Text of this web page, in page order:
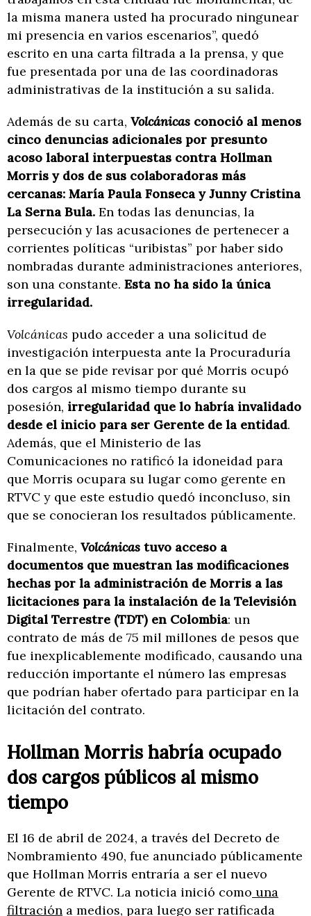
la misma manera usted ha procurado ningunear
mi presencia en varios escenarios”, quedó
escrito en una carta filtrada a la prensa, y que
fue presentada por una de las coordinadoras
administrativas de la institución a su salida.
Además de su carta, Volcánicas conoció al menos
cinco denuncias adicionales por presunto
acoso laboral interpuestas contra Hollman
Morris y dos de sus colaboradoras más
cercanas: María Paula Fonseca y Junny Cristina
La Serna Bula. En todas las denuncias, la
persecución y las acusaciones de pertenecer a
corrientes políticas “uribistas” por haber sido
nombradas durante administraciones anteriores,
son una constante. Esta no ha sido la única
irregularidad.
Volcánicas pudo acceder a una solicitud de
investigación interpuesta ante la Procuraduría
en la que se pide revisar por qué Morris ocupó
dos cargos al mismo tiempo durante su
posesión, irregularidad que lo habría invalidado
desde el inicio para ser Gerente de la entidad.
Además, que el Ministerio de las
Comunicaciones no ratificó la idoneidad para
que Morris ocupara su lugar como gerente en
RTVC y que este estudio quedó inconcluso, sin
que se conocieran los resultados públicamente.
Finalmente, Volcánicas tuvo acceso a
documentos que muestran las modificaciones
hechas por la administración de Morris a las
licitaciones para la instalación de la Televisión
Digital Terrestre (TDT) en Colombia: un
contrato de más de 75 mil millones de pesos que
fue inexplicablemente modificado, causando una
reducción importante el número las empresas
que podrían haber ofertado para participar en la
licitación del contrato.
Hollman Morris habría ocupado
dos cargos públicos al mismo
tiempo
El 16 de abril de 2024, a través del Decreto de
Nombramiento 490, fue anunciado públicamente
que Hollman Morris entraría a ser el nuevo
Gerente de RTVC. La noticia inició como una
filtración a medios, para luego ser ratificada